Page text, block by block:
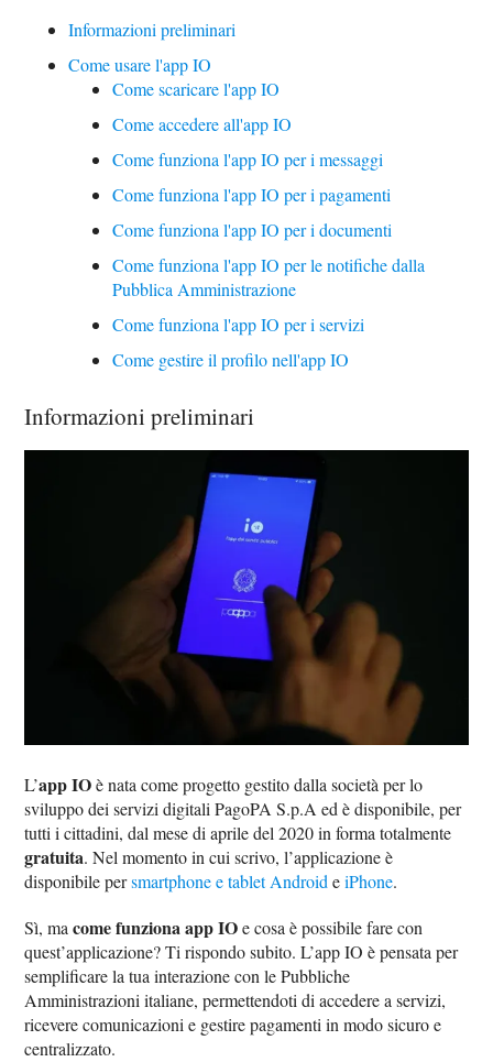
Informazioni preliminari
Come usare l'app IO
Come scaricare l'app IO
Come accedere all'app IO
Come funziona l'app IO per i messaggi
Come funziona l'app IO per i pagamenti
Come funziona l'app IO per i documenti
Come funziona l'app IO per le notifiche dalla
Pubblica Amministrazione
Come funziona l'app IO per i servizi
Come gestire il profilo nell'app IO
Informazioni preliminari
L’app IOè nata come progetto gestito dalla società per lo
sviluppo dei servizi digitali PagoPA S.p.A ed è disponibile, per
tutti i cittadini, dal mese di aprile del 2020 in forma totalmente
gratuita. Nel momento in cui scrivo, l’applicazione è
disponibile persmartphone e tablet AndroideiPhone.
Sì, macome funziona app IOe cosa è possibile fare con
quest’applicazione? Ti rispondo subito. L’app IO è pensata per
semplificare la tua interazione con le Pubbliche
Amministrazioni italiane, permettendoti di accedere a servizi,
ricevere comunicazioni e gestire pagamenti in modo sicuro e
centralizzato.